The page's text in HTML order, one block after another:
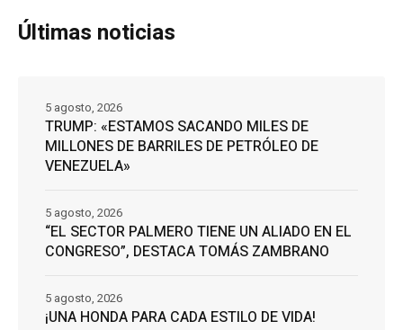
Últimas noticias
TRUMP: «ESTAMOS SACANDO MILES DE
MILLONES DE BARRILES DE PETRÓLEO DE
VENEZUELA»
5 agosto, 2026
“EL SECTOR PALMERO TIENE UN ALIADO EN EL
CONGRESO”, DESTACA TOMÁS ZAMBRANO
5 agosto, 2026
¡UNA HONDA PARA CADA ESTILO DE VIDA!
5 agosto, 2026